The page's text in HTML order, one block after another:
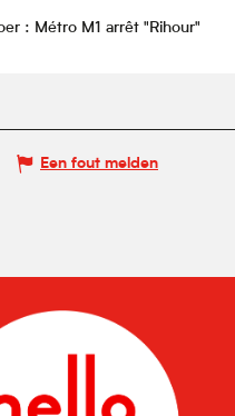
: Métro M1 arrêt "Rihour"
Een fout melden